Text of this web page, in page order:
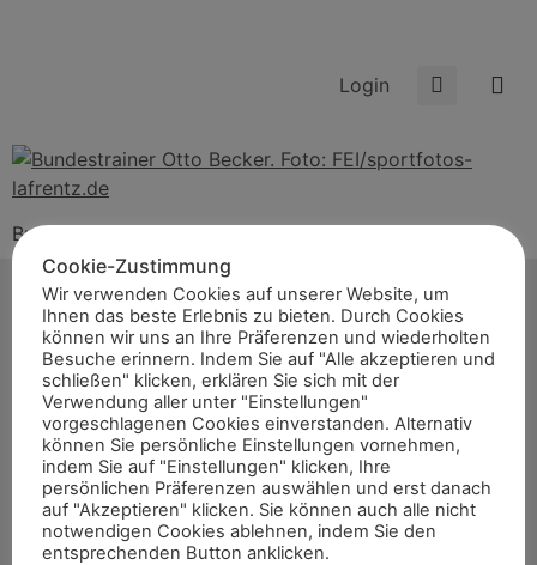
Login
Bundestrainer Otto Becker. Foto: FEI/sportfotos-
lafrentz.de
Start
News
Themen
Termine
8er-Team
Cookie-Zustimmung
Wir verwenden Cookies auf unserer Website, um
Ihnen das beste Erlebnis zu bieten. Durch Cookies
können wir uns an Ihre Präferenzen und wiederholten
Besuche erinnern. Indem Sie auf "Alle akzeptieren und
schließen" klicken, erklären Sie sich mit der
Verwendung aller unter "Einstellungen"
vorgeschlagenen Cookies einverstanden. Alternativ
können Sie persönliche Einstellungen vornehmen,
indem Sie auf "Einstellungen" klicken, Ihre
persönlichen Präferenzen auswählen und erst danach
auf "Akzeptieren" klicken. Sie können auch alle nicht
notwendigen Cookies ablehnen, indem Sie den
entsprechenden Button anklicken.